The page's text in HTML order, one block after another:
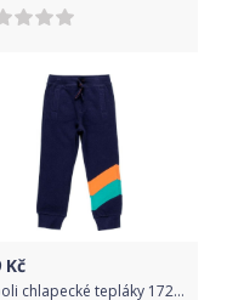
Kč
Boboli chlapecké tepláky 172 modrá